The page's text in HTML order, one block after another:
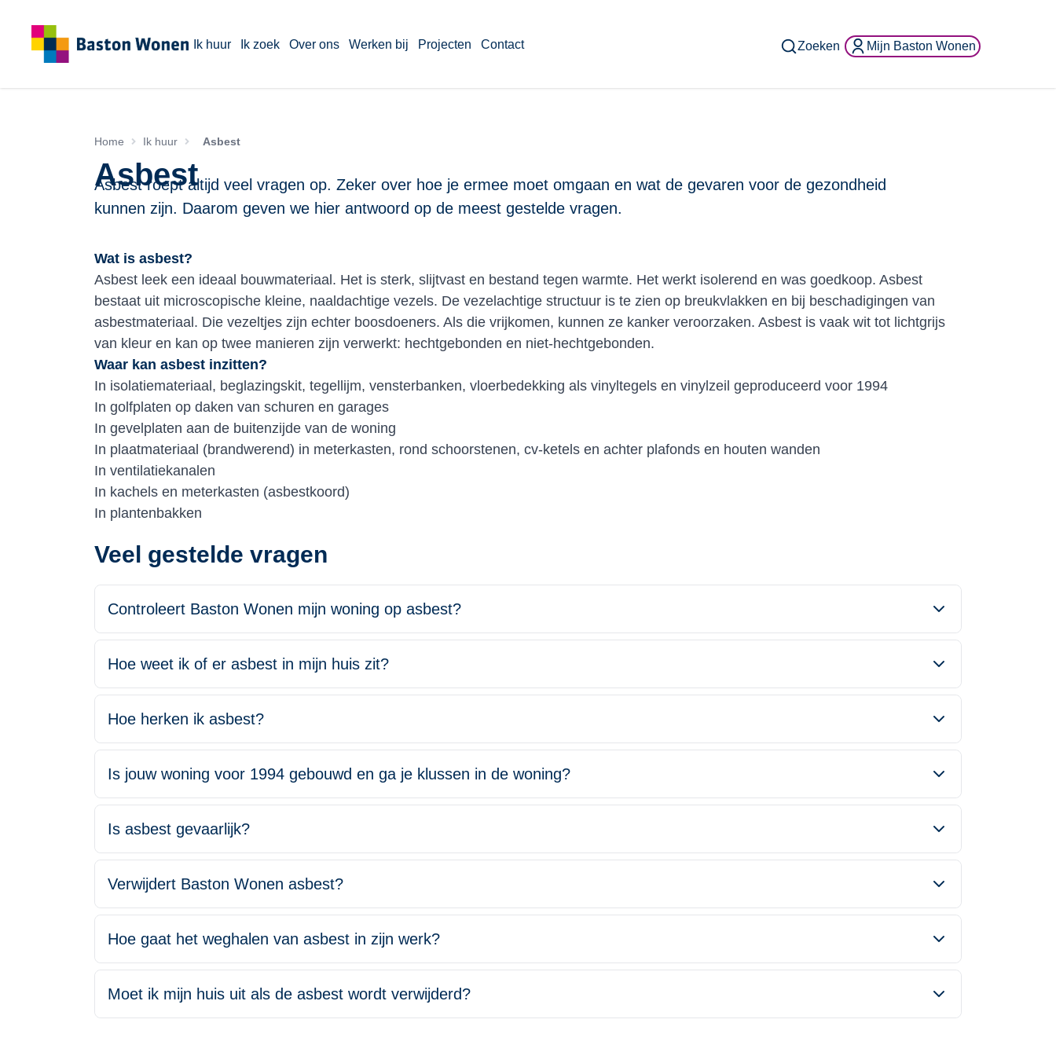
Ik huur Ik zoek Over ons Werken bij Projecten Contact Zoeken Mijn Baston Wonen
Home Ik huur Asbest
Asbest
Asbest roept altijd veel vragen op. Zeker over hoe je ermee moet omgaan en wat de gevaren voor de gezondheid
kunnen zijn. Daarom geven we hier antwoord op de meest gestelde vragen.
Wat is asbest?
Asbest leek een ideaal bouwmateriaal. Het is sterk, slijtvast en bestand tegen warmte. Het werkt isolerend en was goedkoop. Asbest
bestaat uit microscopische kleine, naaldachtige vezels. De vezelachtige structuur is te zien op breukvlakken en bij beschadigingen van
asbestmateriaal. Die vezeltjes zijn echter boosdoeners. Als die vrijkomen, kunnen ze kanker veroorzaken. Asbest is vaak wit tot lichtgrijs
van kleur en kan op twee manieren zijn verwerkt: hechtgebonden en niet-hechtgebonden.
Waar kan asbest inzitten?
In isolatiemateriaal, beglazingskit, tegellijm, vensterbanken, vloerbedekking als vinyltegels en vinylzeil geproduceerd voor 1994
In golfplaten op daken van schuren en garages
In gevelplaten aan de buitenzijde van de woning
In plaatmateriaal (brandwerend) in meterkasten, rond schoorstenen, cv-ketels en achter plafonds en houten wanden
In ventilatiekanalen
In kachels en meterkasten (asbestkoord)
In plantenbakken
Veel gestelde vragen
Controleert Baston Wonen mijn woning op asbest?
Hoe weet ik of er asbest in mijn huis zit?
Hoe herken ik asbest?
Is jouw woning voor 1994 gebouwd en ga je klussen in de woning?
Is asbest gevaarlijk?
Verwijdert Baston Wonen asbest?
Hoe gaat het weghalen van asbest in zijn werk?
Moet ik mijn huis uit als de asbest wordt verwijderd?